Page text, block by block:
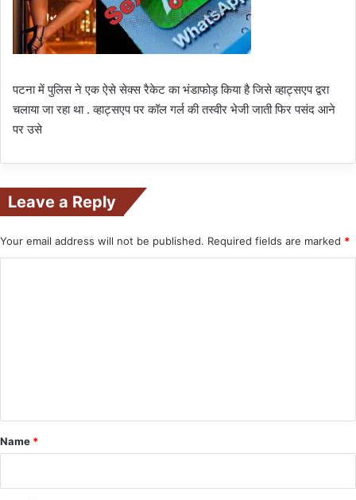
पटना में पुलिस ने एक ऐसे सेक्स रैकेट का भंडाफोड़ किया है जिसे व्हाट्सएप द्वरा
चलाया जा रहा था . व्हाट्सएप पर कॉल गर्ल की तस्वीर भेजी जाती फिर पसंद आने
पर उसे
Leave a Reply
Your email address will not be published. Required fields are marked *
*
Name *